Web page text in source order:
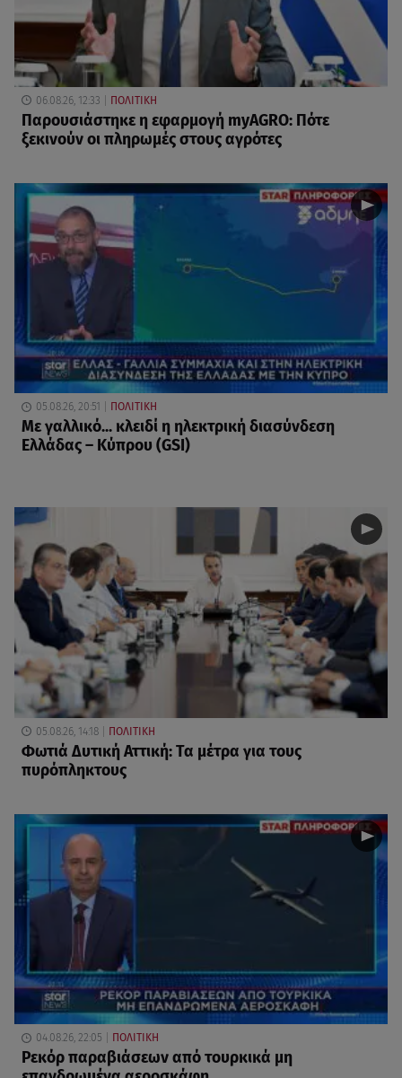
06.08.26, 12:33 ΠΟΛΙΤΙΚΗ
Παρουσιάστηκε η εφαρμογή myAGRO: Πότε
ξεκινούν οι πληρωμές στους αγρότες
05.08.26, 20:51 ΠΟΛΙΤΙΚΗ
Με γαλλικό... κλειδί η ηλεκτρική διασύνδεση
Ελλάδας – Κύπρου (GSI)
05.08.26, 14:18 ΠΟΛΙΤΙΚΗ
Φωτιά Δυτική Αττική: Τα μέτρα για τους
πυρόπληκτους
04.08.26, 22:05 ΠΟΛΙΤΙΚΗ
Ρεκόρ παραβιάσεων από τουρκικά μη